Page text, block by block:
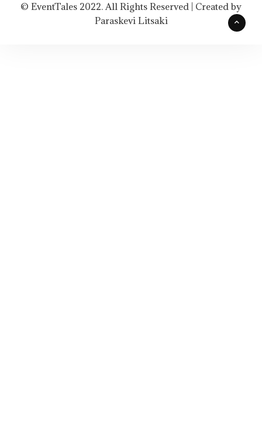
© EventTales 2022. All Rights Reserved | Created by
Paraskevi Litsaki